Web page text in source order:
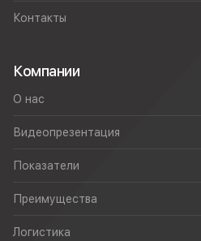
Контакты
Компании
О нас
Видеопрезентация
Показатели
Преимущества
Логистика